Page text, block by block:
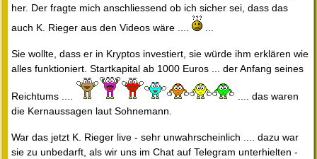
her. Der fragte mich anschliessend ob ich sicher sei, dass das
auch K. Rieger aus den Videos wäre ....
...
Sie wollte, dass er in Kryptos investiert, sie würde ihm erklären wie
alles funktioniert. Startkapital ab 1000 Euros ... der Anfang seines
Reichtums ....
.... das waren
die Kernaussagen laut Sohnemann.
War das jetzt K. Rieger live - sehr unwahrscheinlich .... dazu war
sie zu unbedarft, als wir uns im Chat auf Telegram unterhielten -